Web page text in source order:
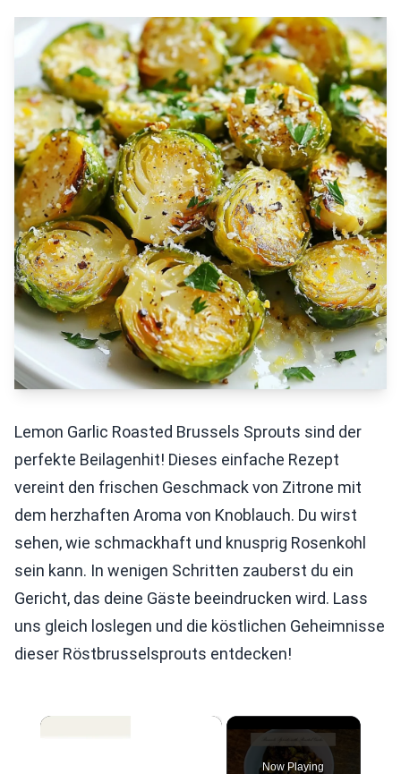
Lemon Garlic Roasted Brussels Sprouts sind der
perfekte Beilagenhit! Dieses einfache Rezept
vereint den frischen Geschmack von Zitrone mit
dem herzhaften Aroma von Knoblauch. Du wirst
sehen, wie schmackhaft und knusprig Rosenkohl
sein kann. In wenigen Schritten zauberst du ein
Gericht, das deine Gäste beeindrucken wird. Lass
uns gleich loslegen und die köstlichen Geheimnisse
dieser Röstbrusselsprouts entdecken!
×
Now Playing